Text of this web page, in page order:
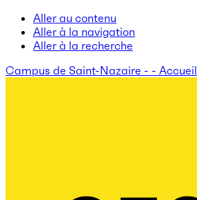
Aller au contenu
Aller à la navigation
Aller à la recherche
Campus de Saint-Nazaire - - Accueil